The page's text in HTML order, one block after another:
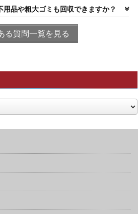
用品や粗大ゴミも回収できますか？
る質問一覧を見る